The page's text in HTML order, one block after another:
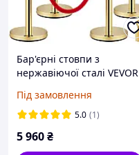
Бар'єрні стовпи з
нержавіючої сталі VEVOR
оксамитові мотузки,
золота колона, 4 шт.
Під замовлення
5.0 (1)
5 960₴